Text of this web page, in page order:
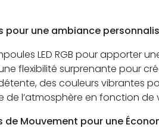
pour une ambiance
LED RGB pour apporter
flexibilité surprenante pour
des couleurs vibrantes
l’atmosphère en fonction de
Mouvement pour une